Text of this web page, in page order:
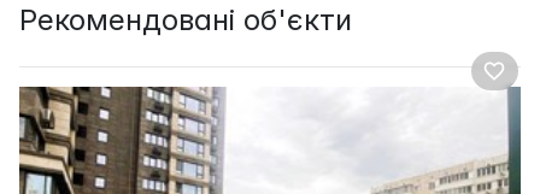
Рекомендовані об'єкти